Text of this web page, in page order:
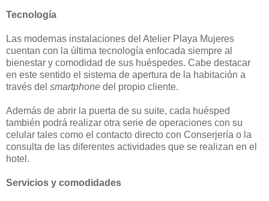
Tecnología
Las modernas instalaciones del Atelier Playa Mujeres
cuentan con la última tecnología enfocada siempre al
bienestar y comodidad de sus huéspedes. Cabe destacar
en este sentido el sistema de apertura de la habitación a
través del smartphone del propio cliente.
Además de abrir la puerta de su suite, cada huésped
también podrá realizar otra serie de operaciones con su
celular tales como el contacto directo con Conserjería o la
consulta de las diferentes actividades que se realizan en el
hotel.
Servicios y comodidades